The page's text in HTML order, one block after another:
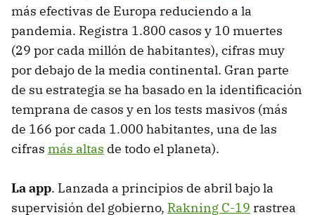
más efectivas de Europa reduciendo a la
pandemia. Registra 1.800 casos y 10 muertes
(29 por cada millón de habitantes), cifras muy
por debajo de la media continental. Gran parte
de su estrategia se ha basado en la identificación
temprana de casos y en los tests masivos (más
de 166 por cada 1.000 habitantes, una de las
cifras más altas de todo el planeta).
La app. Lanzada a principios de abril bajo la
supervisión del gobierno, Rakning C-19 rastrea